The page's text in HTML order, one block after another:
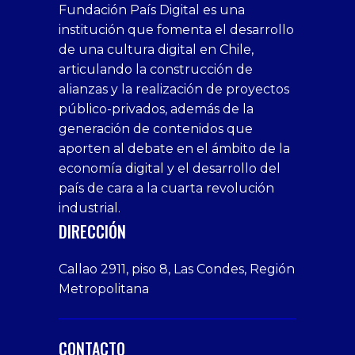
1xbet
canlı
casino
siteleri
bedava
bonus
veren
siteler
1xbet
deneme
bonusu
veren
siteleri
deneme
bonusu
Sikis
siteleri
bonusu
veren
siteler
casino
siteleri
1win
xslot
sahabet
giriş
1xbet
giriş
tarafbet
giriş
bonusu
veren
siteler
deneme
bonusu
Deneme
bonusu
veren
siteler
escort
casino
siteleri
bonusu
bahis
siteleri
Hot
Couple
xxx
homemade
porn
on
webcam
Cumshots
Tits
Free
Amateur
Porn
Xxx
Indian
Big
Butt
yenigiris.com
Giriş
bonusu
veren
siteler
deneme
bonusu
veren
siteler
Fundación País Digital es una
institución que fomenta el desarrollo
de una cultura digital en Chile,
articulando la construcción de
alianzas y la realización de proyectos
público-privados, además de la
generación de contenidos que
aporten al debate en el ámbito de la
economía digital y el desarrollo del
país de cara a la cuarta revolución
industrial.
DIRECCIÓN
Callao 2911, piso 8, Las Condes, Región
Metropolitana
CONTACTO